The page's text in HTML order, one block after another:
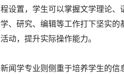
程设置，学生可以掌握文学理论
学、研究、编辑等工作打下坚实
活动，提升实际操作能力。
新闻学专业则侧重于培养学生的